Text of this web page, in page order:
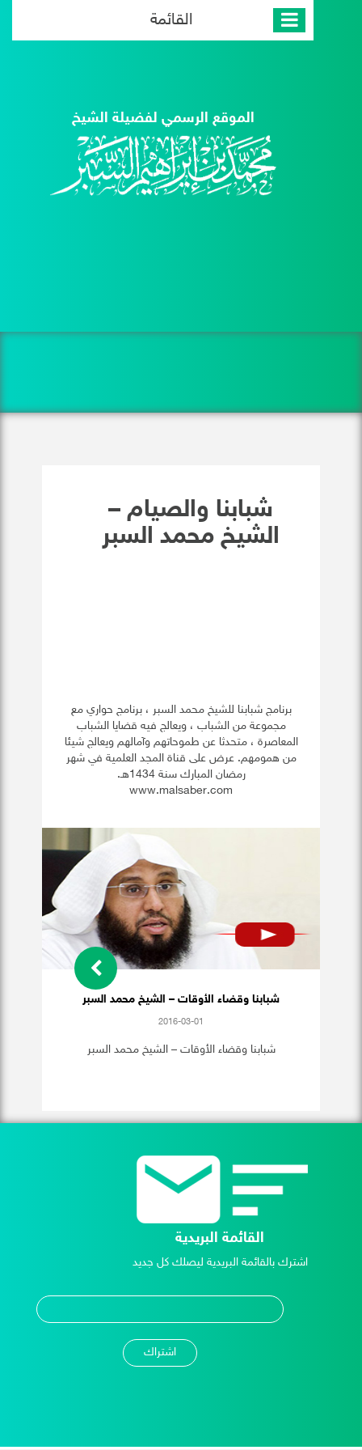
القائمة
الموقع الرسمي لفضيلة الشيخ
شبابنا والصيام –
الشيخ محمد السبر
برنامج شبابنا للشيخ محمد السبر ، برنامج حواري مع
مجموعة من الشباب ، ويعالج فيه قضايا الشباب
المعاصرة ، متحدثا عن طموحاتهم وآمالهم ويعالج شيئا
من همومهم. عرض على قناة المجد العلمية في شهر
رمضان المبارك سنة 1434هـ.
www.malsaber.com
شبابنا وقضاء الأوقات – الشيخ محمد السبر
2016-03-01
شبابنا وقضاء الأوقات – الشيخ محمد السبر
القائمة البريدية
اشترك بالقائمة البريدية ليصلك كل جديد